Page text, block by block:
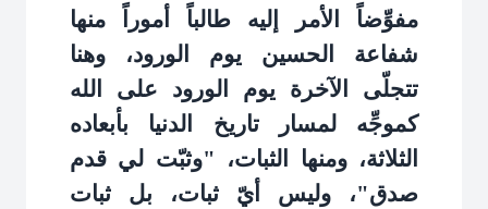
مفوِّضاً الأمر إليه طالباً أموراً منها
شفاعة الحسين يوم الورود، وهنا
تتجلّى الآخرة يوم الورود على الله
كموجِّه لمسار تاريخ الدنيا بأبعاده
الثلاثة، ومنها الثبات، "وثبّت لي قدم
صدق"، وليس أيّ ثبات، بل ثبات